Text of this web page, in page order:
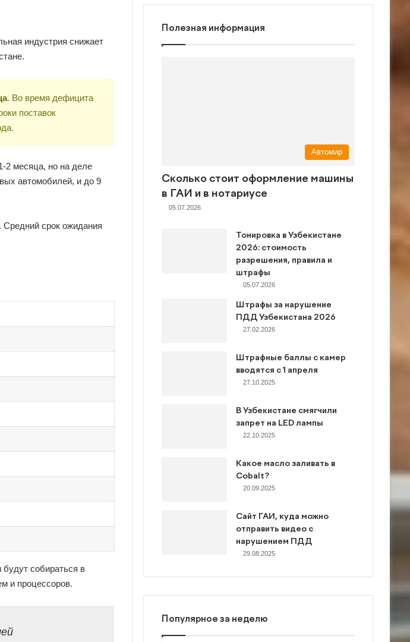
индустрия снижает
. Во время дефицита
поставок
2 месяца, но на деле
автомобилей, и до 9
срок ожидания
собираться в
и процессоров.
Полезная информация
Автомир
Сколько стоит оформление машины
в ГАИ и в нотариусе
05.07.2026
Тонировка в Узбекистане
2026: стоимость
разрешения, правила и
штрафы
05.07.2026
Штрафы за нарушение
ПДД Узбекистана 2026
27.02.2026
Штрафные баллы с камер
вводятся с 1 апреля
27.10.2025
В Узбекистане смягчили
запрет на LED лампы
22.10.2025
Какое масло заливать в
Cobalt?
20.09.2025
Сайт ГАИ, куда можно
отправить видео с
нарушением ПДД
29.08.2025
Популярное за неделю